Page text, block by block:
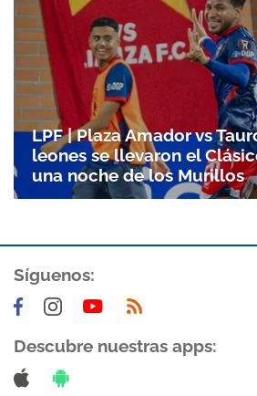
LPF | Plaza Amador vs
leones se llevaron el
una noche de los Murillos
Síguenos:
Descubre nuestras apps: